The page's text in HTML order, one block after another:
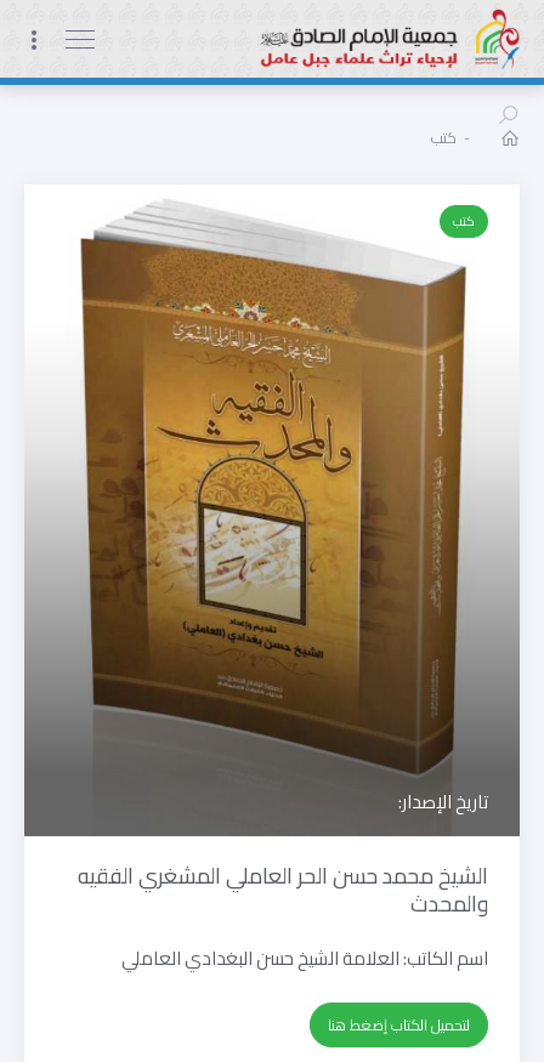
- كتب
كتب
تاريخ الإصدار:
الشيخ محمد حسن الحر العاملي المشغري الفقيه
والمحدث
اسم الكاتب:العلامة الشيخ حسن البغدادي العاملي
لتحميل الكتاب إضغط هنا